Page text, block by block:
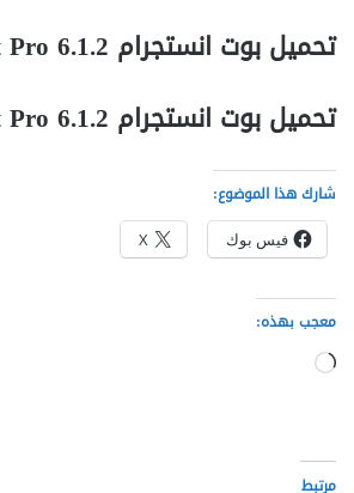
تحميل بوت انستجرام InstaBot Pro 6.1.2
تحميل بوت انستجرام InstaBot Pro 6.1.2
شارك هذا الموضوع:
فيس بوك X
معجب بهذه:
جاري
مرتبط